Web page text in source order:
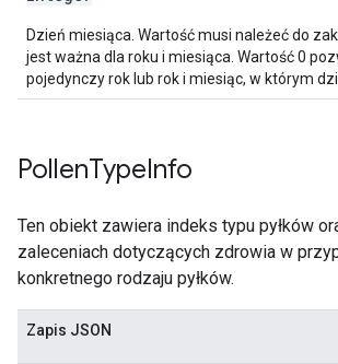
Dzień miesiąca. Wartość musi należeć do
jest ważna dla roku i miesiąca. Wartość 0
pojedynczy rok lub rok i miesiąc, w którym
PollenTypeInfo
Ten obiekt zawiera indeks typu pyłków
zaleceniach dotyczących zdrowia w
konkretnego rodzaju pyłków.
Zapis JSON